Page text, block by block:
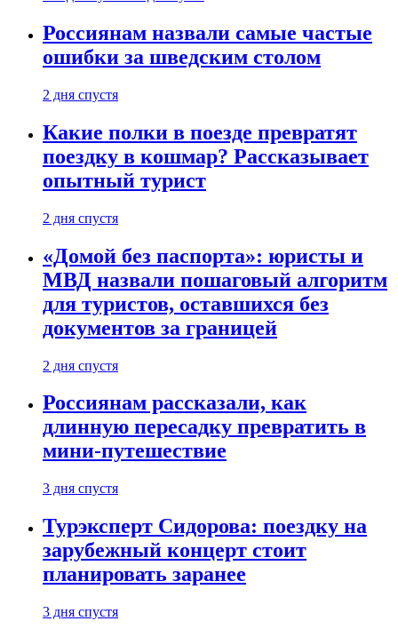
Россиянам назвали самые частые
ошибки за шведским столом
2 дня спустя
Какие полки в поезде превратят
поездку в кошмар? Рассказывает
опытный турист
2 дня спустя
«Домой без паспорта»: юристы и
МВД назвали пошаговый алгоритм
для туристов, оставшихся без
документов за границей
2 дня спустя
Россиянам рассказали, как
длинную пересадку превратить в
мини-путешествие
3 дня спустя
Турэксперт Сидорова: поездку на
зарубежный концерт стоит
планировать заранее
3 дня спустя